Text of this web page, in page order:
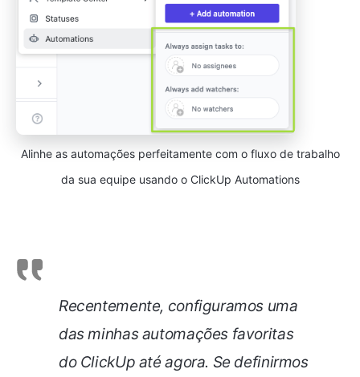
Alinhe as automações perfeitamente com o fluxo de trabalho
da sua equipe usando o ClickUp Automations
Recentemente, configuramos uma
das minhas automações favoritas
do ClickUp até agora. Se definirmos